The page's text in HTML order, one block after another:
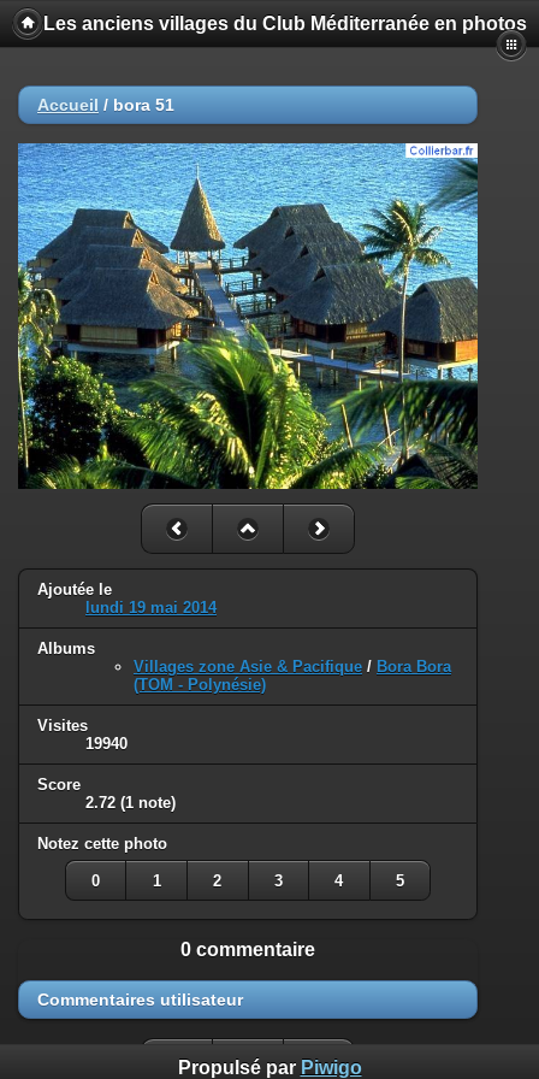
Les anciens villages du Club Méditerranée en photos
Accueil / bora 51
Ajoutée le
lundi 19 mai 2014
Albums
Villages zone Asie & Pacifique / Bora Bora
(TOM - Polynésie)
Visites
19940
Score
2.72 (1 note)
Notez cette photo
0 1 2 3 4 5
0 commentaire
Commentaires utilisateur
Propulsé par Piwigo